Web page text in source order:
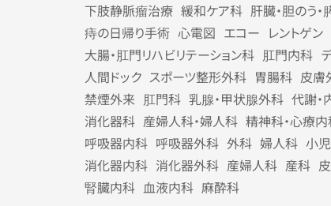
下肢静脈瘤治療 緩和ケア科 肝臓・胆のう
痔の日帰り手術 心電図 エコー レントゲン
大腸・肛門リハビリテーション科 肛門内科
人間ドック スポーツ整形外科 胃腸科 皮膚
禁煙外来 肛門科 乳腺・甲状腺外科 代謝・
消化器科 産婦人科・婦人科 精神科・心療
呼吸器内科 呼吸器外科 外科 婦人科 小
消化器内科 消化器外科 産婦人科 産科
腎臓内科 血液内科 麻酔科